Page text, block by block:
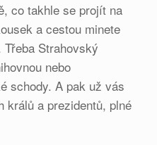
co takhle se projít na
a cestou minete
Strahovský
nebo
schody. A pak už vás
a prezidentů, plné